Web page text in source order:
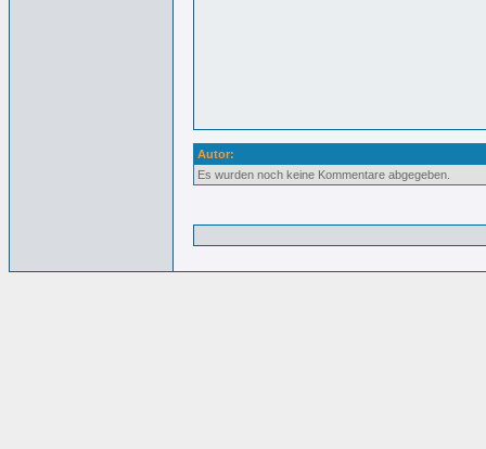
Autor:
Es wurden noch keine Kommentare abgegeben.